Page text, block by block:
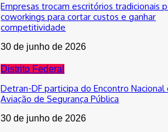
Empresas trocam escritórios tradicionais
coworkings para cortar custos e ganhar
competitividade
30 de junho de 2026
Distrito Federal
Detran-DF participa do Encontro Nacional
Aviação de Segurança Pública
30 de junho de 2026